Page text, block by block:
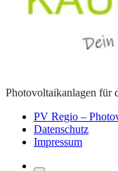
Photovoltaikanlagen für
PV Regio –
Datenschutz
Impressum